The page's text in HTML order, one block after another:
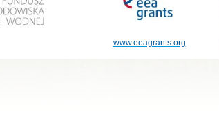
www.eeagrants.org